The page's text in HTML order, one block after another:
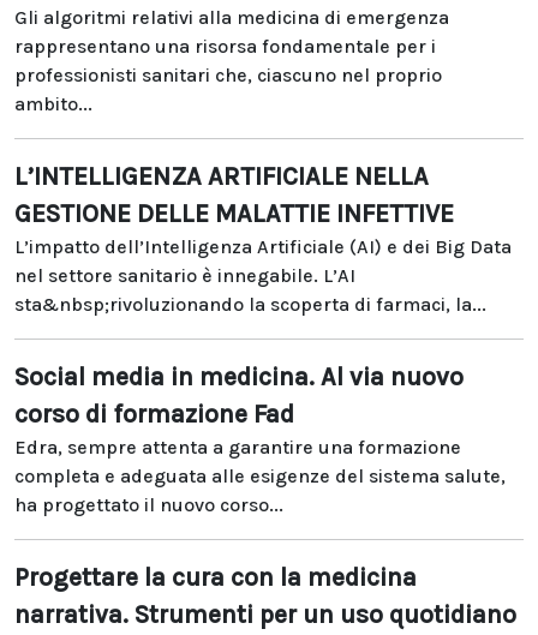
Gli algoritmi relativi alla medicina di emergenza
rappresentano una risorsa fondamentale per i
professionisti sanitari che, ciascuno nel proprio
ambito...
L’INTELLIGENZA ARTIFICIALE NELLA
GESTIONE DELLE MALATTIE INFETTIVE
L’impatto dell’Intelligenza Artificiale (AI) e dei Big Data
nel settore sanitario è innegabile. L’AI
sta&nbsp;rivoluzionando la scoperta di farmaci, la...
Social media in medicina. Al via nuovo
corso di formazione Fad
Edra, sempre attenta a garantire una formazione
completa e adeguata alle esigenze del sistema salute,
ha progettato il nuovo corso...
Progettare la cura con la medicina
narrativa. Strumenti per un uso quotidiano